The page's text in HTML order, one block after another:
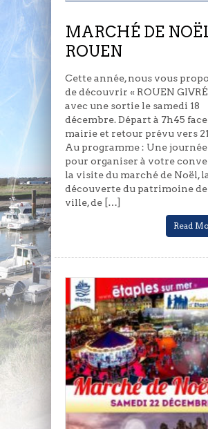
MARCHÉ DE
ROUEN
Cette année, nous vous
de découvrir « ROUEN
avec une sortie le samedi 18
décembre. Départ à 7h45 face
mairie et retour prévu vers
Au programme : Une
pour organiser à votre
la visite du marché de Noël,
découverte du patrimoine de
ville, de […]
Read